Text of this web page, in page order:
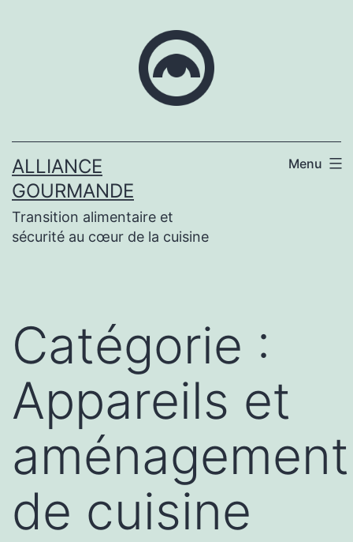
ALLIANCE
GOURMANDE
Transition alimentaire et
sécurité au cœur de la cuisine
Menu
Catégorie :
Appareils et
aménagement
de cuisine